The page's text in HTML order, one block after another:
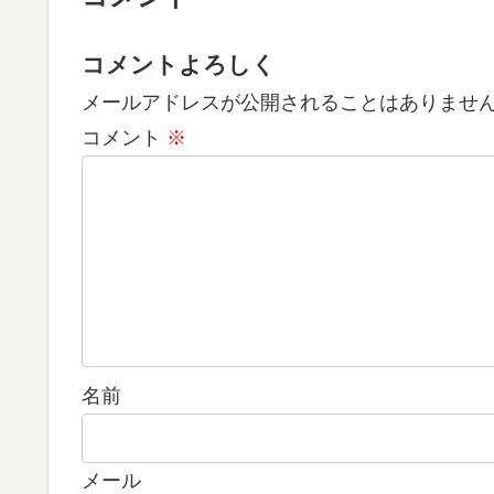
コメントよろしく
メールアドレスが公開されることはありませ
コメント ※
名前
メール